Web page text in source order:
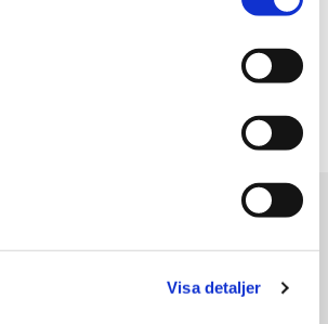
Visa detaljer
och nackdelar